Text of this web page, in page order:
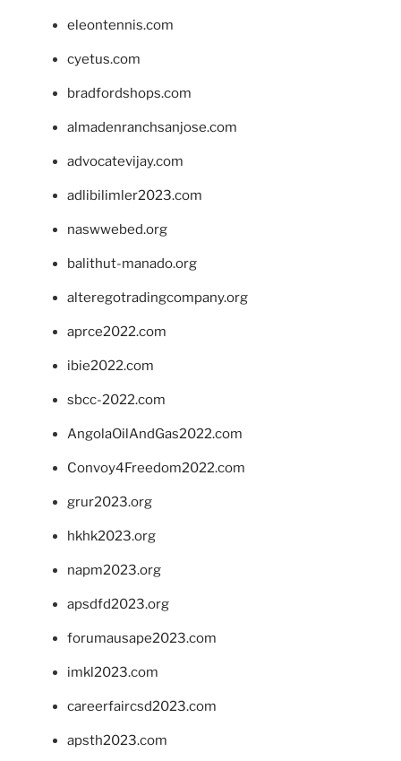
eleontennis.com
cyetus.com
bradfordshops.com
almadenranchsanjose.com
advocatevijay.com
adlibilimler2023.com
naswwebed.org
balithut-manado.org
alteregotradingcompany.org
aprce2022.com
ibie2022.com
sbcc-2022.com
AngolaOilAndGas2022.com
Convoy4Freedom2022.com
grur2023.org
hkhk2023.org
napm2023.org
apsdfd2023.org
forumausape2023.com
imkl2023.com
careerfaircsd2023.com
apsth2023.com